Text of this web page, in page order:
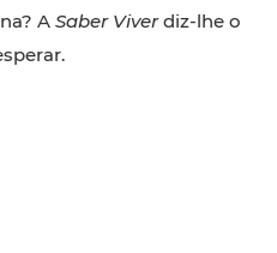
A Saber Viverdiz-lhe o